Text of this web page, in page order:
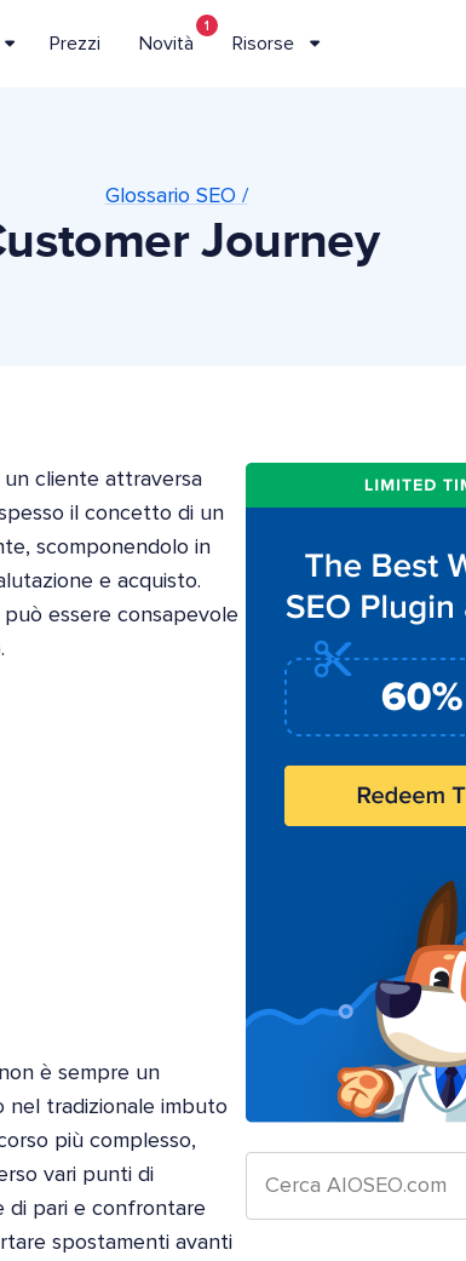
Prezzi Novità
1
Risorse
Glossario SEO /
Journey
cliente attraversa
il concetto di un
scomponendolo in
e acquisto.
essere consapevole
è sempre un
nel tradizionale imbuto
più complesso,
vari punti di
di pari e confrontare
spostamenti avanti